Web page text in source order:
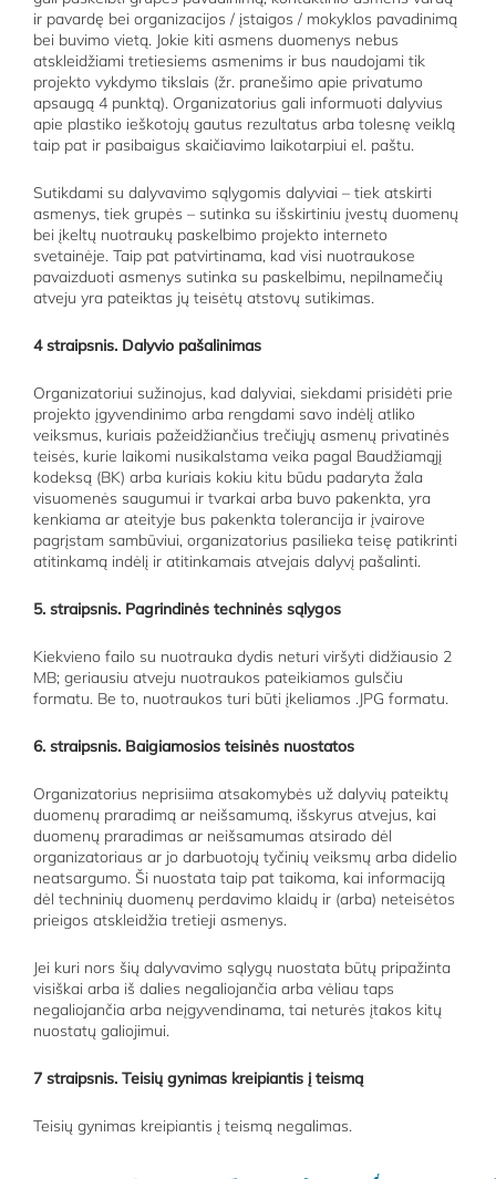
ir pavardę bei organizacijos / įstaigos / mokyklos pavadinimą
bei buvimo vietą. Jokie kiti asmens duomenys nebus
atskleidžiami tretiesiems asmenims ir bus naudojami tik
projekto vykdymo tikslais (žr. pranešimo apie privatumo
apsaugą 4 punktą). Organizatorius gali informuoti dalyvius
apie plastiko ieškotojų gautus rezultatus arba tolesnę veiklą
taip pat ir pasibaigus skaičiavimo laikotarpiui el. paštu.
Sutikdami su dalyvavimo sąlygomis dalyviai – tiek atskirti
asmenys, tiek grupės – sutinka su išskirtiniu įvestų duomenų
bei įkeltų nuotraukų paskelbimo projekto interneto
svetainėje. Taip pat patvirtinama, kad visi nuotraukose
pavaizduoti asmenys sutinka su paskelbimu, nepilnamečių
atveju yra pateiktas jų teisėtų atstovų sutikimas.
4 straipsnis. Dalyvio pašalinimas
Organizatoriui sužinojus, kad dalyviai, siekdami prisidėti prie
projekto įgyvendinimo arba rengdami savo indėlį atliko
veiksmus, kuriais pažeidžiančius trečiųjų asmenų privatinės
teisės, kurie laikomi nusikalstama veika pagal Baudžiamąjį
kodeksą (BK) arba kuriais kokiu kitu būdu padaryta žala
visuomenės saugumui ir tvarkai arba buvo pakenkta, yra
kenkiama ar ateityje bus pakenkta tolerancija ir įvairove
pagrįstam sambūviui, organizatorius pasilieka teisę patikrinti
atitinkamą indėlį ir atitinkamais atvejais dalyvį pašalinti.
5. straipsnis. Pagrindinės techninės sąlygos
Kiekvieno failo su nuotrauka dydis neturi viršyti didžiausio 2
MB; geriausiu atveju nuotraukos pateikiamos gulsčiu
formatu. Be to, nuotraukos turi būti įkeliamos .JPG formatu.
6. straipsnis. Baigiamosios teisinės nuostatos
Organizatorius neprisiima atsakomybės už dalyvių pateiktų
duomenų praradimą ar neišsamumą, išskyrus atvejus, kai
duomenų praradimas ar neišsamumas atsirado dėl
organizatoriaus ar jo darbuotojų tyčinių veiksmų arba didelio
neatsargumo. Ši nuostata taip pat taikoma, kai informaciją
dėl techninių duomenų perdavimo klaidų ir (arba) neteisėtos
prieigos atskleidžia tretieji asmenys.
Jei kuri nors šių dalyvavimo sąlygų nuostata būtų pripažinta
visiškai arba iš dalies negaliojančia arba vėliau taps
negaliojančia arba neįgyvendinama, tai neturės įtakos kitų
nuostatų galiojimui.
7 straipsnis. Teisių gynimas kreipiantis į teismą
Teisių gynimas kreipiantis į teismą negalimas.